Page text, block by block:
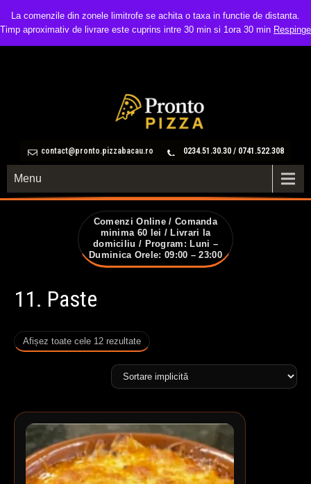
La comenzile din zonele limitrofe se achita o taxa in functie de distanta.
Timp aproximativ de livrare este cuprins intre 30 min si 1ora 30 min Respinge
Comenzi Online / Comanda
minima 60 lei / Livrari la
domiciliu / Program: Luni –
Duminica Orele: 09:00 – 23:00
contact@pronto.pizzabacau.ro 0234.51.30.30 / 0741.522.308
Menu
11. Paste
Afișez toate cele 12 rezultate